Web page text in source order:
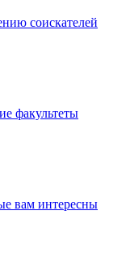
соискателей
факультеты
вам интересны